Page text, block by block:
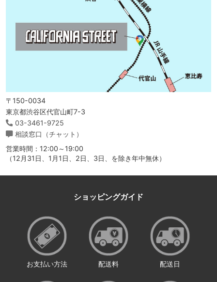
〒150-0034
東京都渋谷区代官山町7-3
03-3461-9725
相談窓口（チャット）
営業時間：12:00～19:00
（12月31日、1月1日、2日、3日、を除き年中無休）
ショッピングガイド
お支払い方法 配送料 配送日